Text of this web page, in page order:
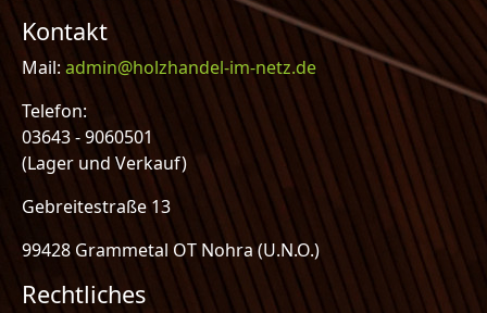
Kontakt
Mail: admin@holzhandel-im-netz.de
Telefon:
03643 - 9060501
(Lager und Verkauf)
Gebreitestraße 13
99428 Grammetal OT Nohra (U.N.O.)
Rechtliches